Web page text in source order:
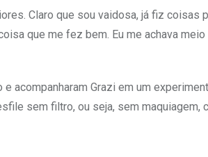
Claro que sou vaidosa, já fiz coisas
que me fez bem. Eu me achava meio
acompanharam Grazi em um
sem filtro, ou seja, sem maquiagem,